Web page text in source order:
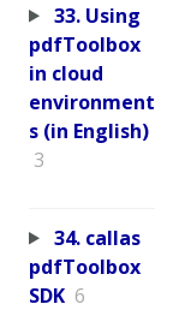
33. Using
pdfToolbox
in cloud
environment
s (in English)
3
34. callas
pdfToolbox
SDK 6